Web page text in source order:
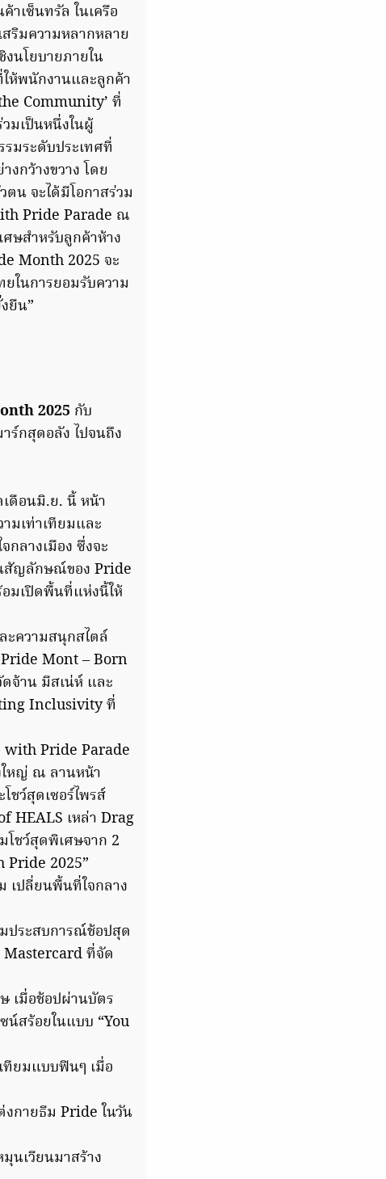
เซ็นทรัล ในเครือ
ริมความหลากหลาย
งนโยบายภายใน
ห้พนักงานและลูกค้า
Community’ ที่
มเป็นหนึ่งในผู้
มระดับประเทศที่
กว้างขวาง โดย
น จะได้มีโอกาสร่วม
Pride Parade ณ
ษสำหรับลูกค้าห้าง
Month 2025 จะ
ในการยอมรับความ
ยืน”
2025 กับ
ร์กสุดอลัง ไปจนถึง
ดือนมิ.ย. นี้ หน้า
มเท่าเทียมและ
ลางเมือง ซึ่งจะ
สัญลักษณ์ของ Pride
มเปิดพื้นที่แห่งนี้ให้
ะความสนุกสไตล์
Mont – Born
จ้าน มีสเน่ห์ และ
Inclusivity ที่
with Pride Parade
ใหญ่ ณ ลานหน้า
ชว์สุดเซอร์ไพรส์
HEALS เหล่า Drag
ชว์สุดพิเศษจาก 2
Pride 2025”
เปลี่ยนพื้นที่ใจกลาง
ประสบการณ์ช้อปสุด
Mastercard ที่จัด
เมื่อช้อปผ่านบัตร
สร้อยในแบบ “You
ทียมแบบฟินๆ เมื่อ
กายธีม Pride ในวัน
นเวียนมาสร้าง